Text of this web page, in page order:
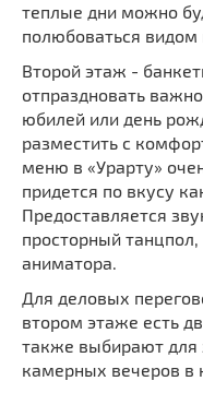
теплые дни можно
полюбоваться
Второй этаж -
отпраздновать
юбилей или день
разместить с
меню в «Урарту»
придется по вкусу
Предоставляется
просторный
аниматора.
Для деловых
втором этаже есть
также выбирают для
камерных вечеров в